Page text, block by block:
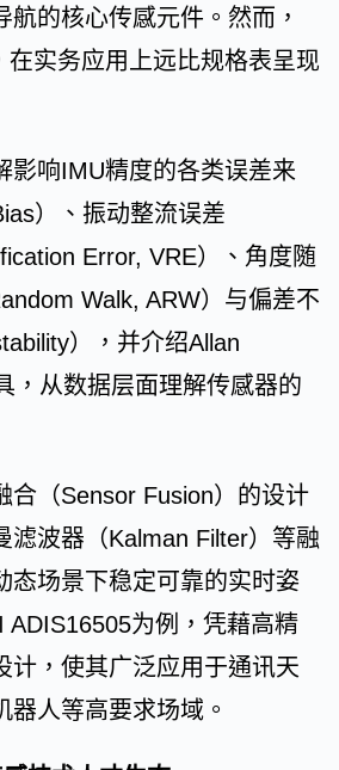
航的核心传感元件。然而，
在实务应用上远比规格表呈现
影响IMU精度的各类误差来
）、振动整流误差
Error, VRE）、角度随
Walk, ARW）与偏差不
），并介绍Allan
，从数据层面理解传感器的
合（Sensor Fusion）的设计
波器（Kalman Filter）等融
态场景下稳定可靠的实时姿
ADIS16505为例，凭藉高精
计，使其广泛应用于通讯天
器人等高要求场域。